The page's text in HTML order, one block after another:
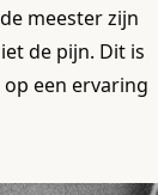
meester zijn
de pijn. Dit is
een ervaring